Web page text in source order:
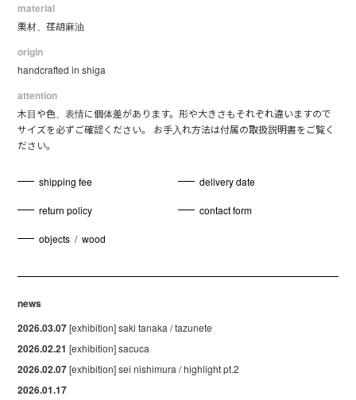
material
栗材、荏胡麻油
origin
handcrafted in shiga
attention
木目や色、表情に個体差があります。形や大きさもそれぞれ違いますので
サイズを必ずご確認ください。 お手入れ方法は付属の取扱説明書をご覧く
ださい。
shipping fee delivery date
return policy contact form
objects / wood
news
2026.03.07[exhibition] saki tanaka / tazunete
2026.02.21 [exhibition] sacuca
2026.02.07[exhibition] sei nishimura / highlight pt.2
2026.01.17